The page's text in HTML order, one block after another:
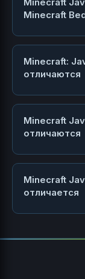
Minecraft
Minecraft:
отличаются
Minecraft
отличаются
Minecraft
отличается